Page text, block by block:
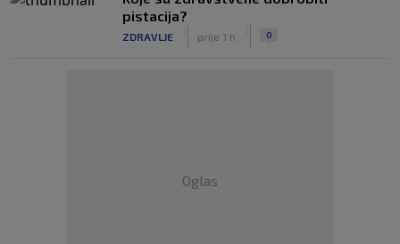
pistacija?
ZDRAVLJE prije 1 h 0
Oglas